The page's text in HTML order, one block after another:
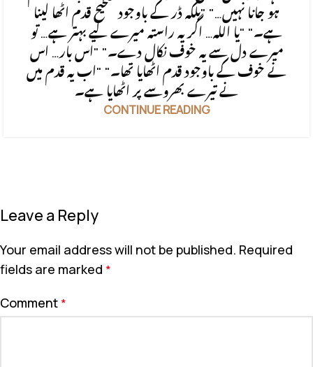
ہو جانا نہیں…" "بلکہ ڈر کے باوجود صحیح قدم اٹھا لینا
ہے۔" "یا اللہ… اگر یہ راستہ میرے لیے بہتر ہے… تو
میرے دل سے یہ خوف نکال دے۔" "اس بار… اس
نے خوف کے باوجود قدم اٹھایا تھا۔" "اب یہ قدم میں
نے تیرے بھروسے پر اٹھایا ہے۔
CONTINUE READING
Leave a Reply
Your email address will not be published. Required
fields are marked *
Comment *